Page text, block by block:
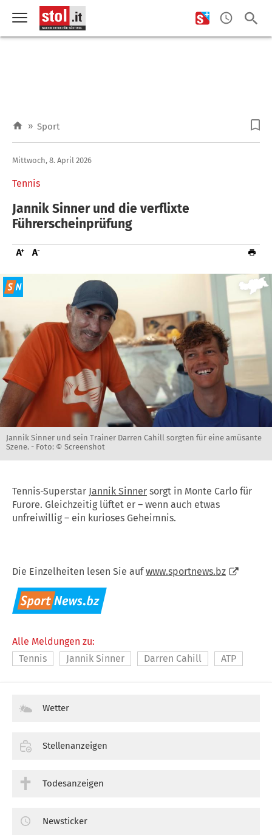
» Sport
Tennis
Mittwoch, 8. April 2026
Jannik Sinner und die verflixte
Führerscheinprüfung
Jannik Sinner und sein Trainer Darren Cahill sorgten für eine amüsante
Szene. - Foto: © Screenshot
Tennis-Superstar Jannik Sinner sorgt in Monte Carlo für
Furore. Gleichzeitig lüftet er – wenn auch etwas
unfreiwillig – ein kurioses Geheimnis.
Die Einzelheiten lesen Sie aufwww.sportnews.bz
Alle Meldungen zu:
Tennis
Jannik Sinner Darren Cahill ATP
Wetter
Stellenanzeigen
Todesanzeigen
Newsticker